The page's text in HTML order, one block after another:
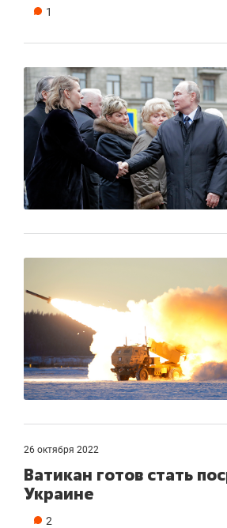
1
26 октября 2022
Ватикан готов стать
Украине
2